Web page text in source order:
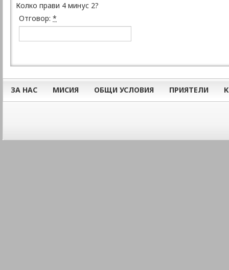
Колко прави 4 минус 2?
Отговор: *
ЗА НАС МИСИЯ ОБЩИ УСЛОВИЯ ПРИЯТЕЛИ